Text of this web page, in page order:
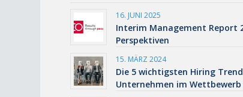
16. JUNI 2025
Interim Management Report
Perspektiven
15. MÄRZ 2024
Die 5 wichtigsten Hiring
Unternehmen im